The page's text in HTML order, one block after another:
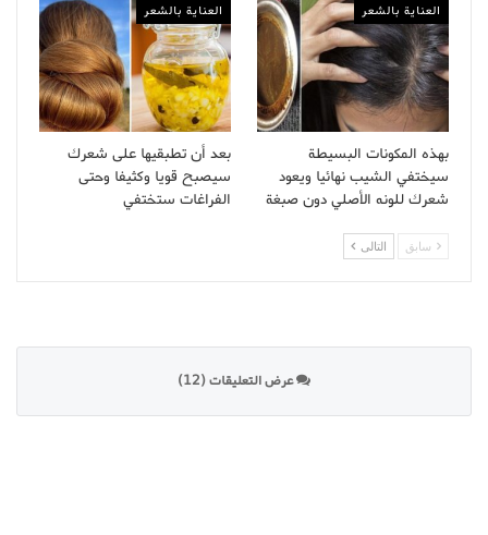
العناية بالشعر
بهذه المكونات البسيطة
سيختفي الشيب نهائيا ويعود
شعرك للونه الأصلي دون صبغة
العناية بالشعر
بعد أن تطبقيها على شعرك
سيصبح قويا وكثيفا وحتى
الفراغات ستختفي
سابق التالى
عرض التعليقات (12)